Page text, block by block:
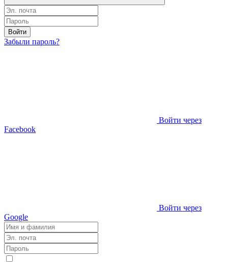
Войти
Забыли пароль?
Войти через
Facebook
Войти через
Google